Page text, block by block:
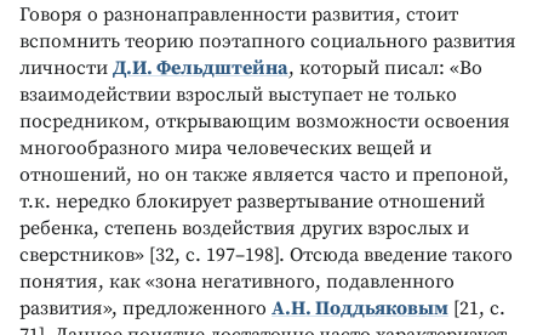
Говоря о разнонаправленности развития, стоит
вспомнить теорию поэтапного социального развития
личности Д.И. Фельдштейна, который писал: «Во
взаимодействии взрослый выступает не только
посредником, открывающим возможности освоения
многообразного мира человеческих вещей и
отношений, но он также является часто и препоной,
т.к. нередко блокирует развертывание отношений
ребенка, степень воздействия других взрослых и
сверстников» [32, с. 197–198]. Отсюда введение такого
понятия, как «зона негативного, подавленного
развития», предложенного А.Н. Поддьяковым [21, с.